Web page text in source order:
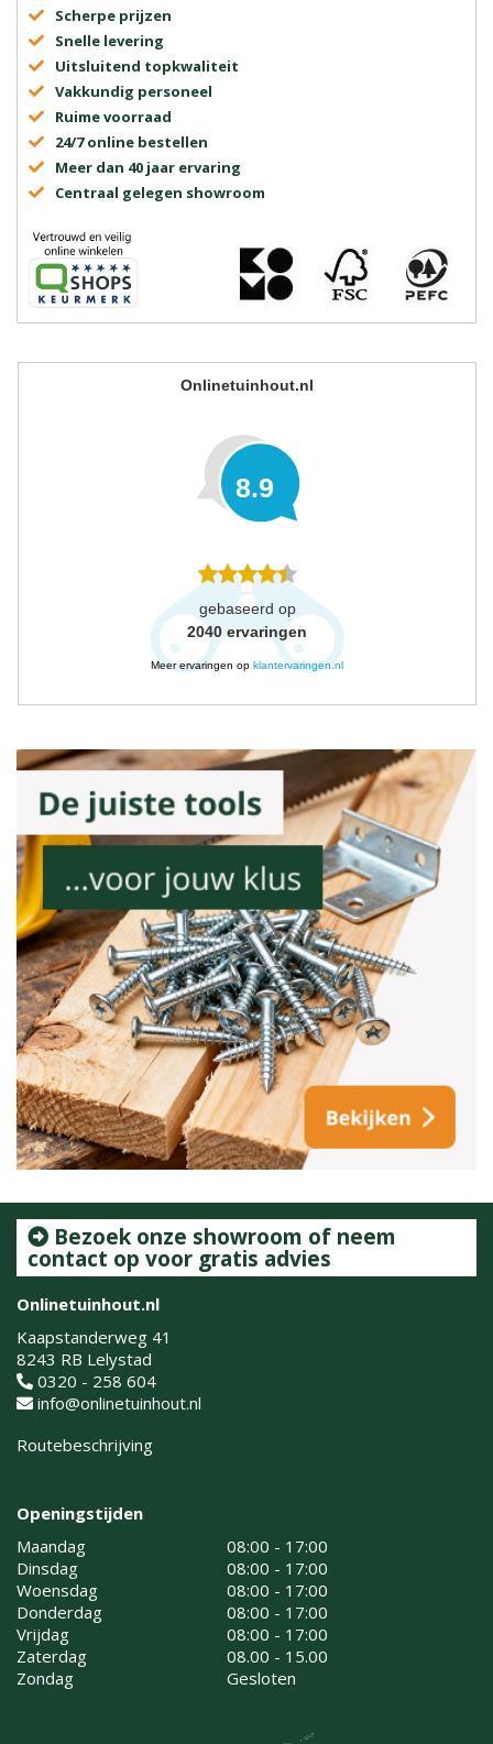
Scherpe prijzen
Snelle levering
Uitsluitend topkwaliteit
Vakkundig personeel
Ruime voorraad
24/7 online bestellen
Meer dan 40 jaar ervaring
Centraal gelegen showroom
Onlinetuinhout.nl
8.9
gebaseerd op
2040 ervaringen
Meer ervaringen op klantervaringen.nl
Bezoek onze showroom of neem
contact op voor gratis advies
Onlinetuinhout.nl
Kaapstanderweg 41
8243 RB Lelystad
0320 - 258 604
info@onlinetuinhout.nl
Routebeschrijving
Openingstijden
Maandag
08:00 - 17:00
Dinsdag
08:00 - 17:00
Woensdag
08:00 - 17:00
Donderdag
08:00 - 17:00
Vrijdag
08:00 - 17:00
Zaterdag
08.00 - 15.00
Zondag
Gesloten